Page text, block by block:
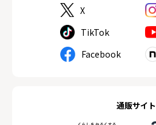
X
TikTok
Facebook
通販サイト